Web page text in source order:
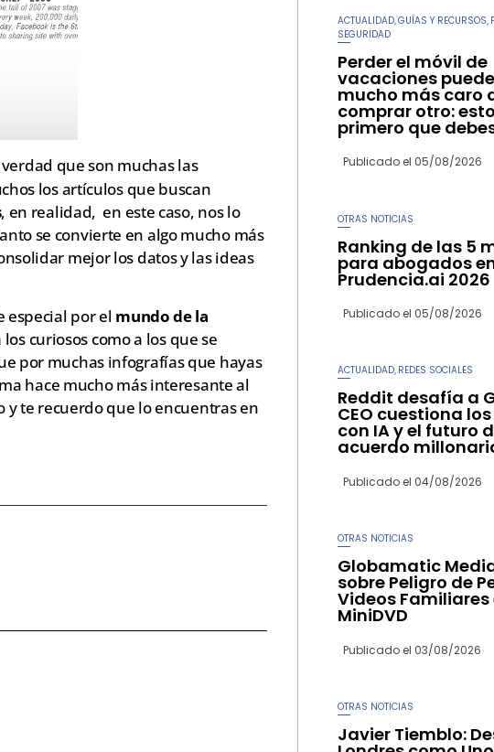
que son muchas las
los artículos que buscan
, en realidad, en este caso, nos lo
se convierte en algo mucho más
mejor los datos y las ideas
especial por el mundo de la
curiosos como a los que se
por muchas infografías que hayas
hace mucho más interesante al
y te recuerdo que lo encuentras en
ACTUALIDAD GUÍAS Y RECURSOS
SEGURIDAD
Perder el móvil de
vacaciones
mucho más caro
comprar otro:
primero que
Publicado el 05/08/2026
OTRAS NOTICIAS
Ranking de las 5
para abogados
Prudencia.ai 2026
Publicado el 05/08/2026
ACTUALIDAD, REDES SOCIALES
Reddit desafía a
CEO cuestiona
con IA y el futuro
acuerdo
Publicado el 04/08/2026
OTRAS NOTICIAS
Globamatic
sobre Peligro de
Videos Familiares
MiniDVD
Publicado el 03/08/2026
OTRAS NOTICIAS
Javier Tiemblo: